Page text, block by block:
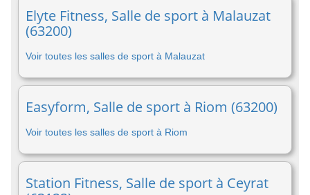
Elyte Fitness, Salle de sport à Malauzat
(63200)
Voir toutes les salles de sport à Malauzat
Easyform, Salle de sport à Riom (63200)
Voir toutes les salles de sport à Riom
Station Fitness, Salle de sport à Ceyrat